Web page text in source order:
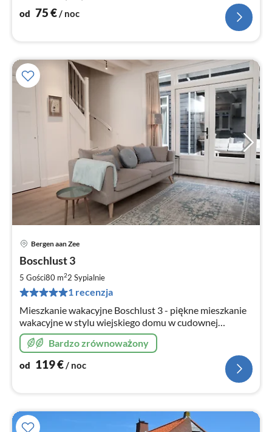
od 75€ / noc
Bergen aan Zee
Boschlust 3
5 Gości80 m22 Sypialnie
1 recenzja
Mieszkanie wakacyjne Boschlust 3 - piękne mieszkanie
wakacyjne w stylu wiejskiego domu w cudownej
lokalizacji. Tylko 500 m do centrum Bergen i tylko 20
minut rowerem do plaży. Witamy w Bergen!
Bardzo zrównoważony
od 119€/ noc